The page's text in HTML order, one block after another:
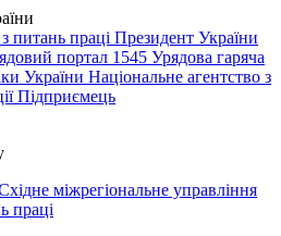
питань праці Президент України
портал 1545 Урядова гаряча
України Національне агентство з
Підприємець
міжрегіональне управління
праці